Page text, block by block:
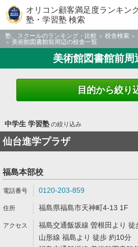
オリコン顧客満足度ランキン
塾・学習塾 検索
塾、スクールのランキング・比較 校舎検索
美術館図書館前周辺の校舎一覧
美術館図書館前周
目的から絞り
中学生 学習塾の絞り込み
仙台進学プラザ
福島本部校
0120-203-859
福島県福島市天神町4-13 1F
福島交通飯坂線 曽根田より 徒
山形線 福島より 徒歩 約10分